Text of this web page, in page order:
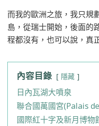
而我的歐洲之旅，我只規
島，從瑞士開始，後面的
程都沒有，也可以說，真
內容目錄 隱藏
日內瓦湖大噴泉
聯合國萬國宮(Palais
國際紅十字及新月博物